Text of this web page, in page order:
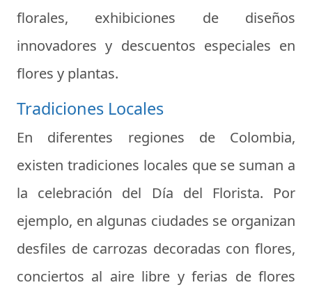
florales, exhibiciones de diseños
innovadores y descuentos especiales en
flores y plantas.
Tradiciones Locales
En diferentes regiones de Colombia,
existen tradiciones locales que se suman a
la celebración del Día del Florista. Por
ejemplo, en algunas ciudades se organizan
desfiles de carrozas decoradas con flores,
conciertos al aire libre y ferias de flores